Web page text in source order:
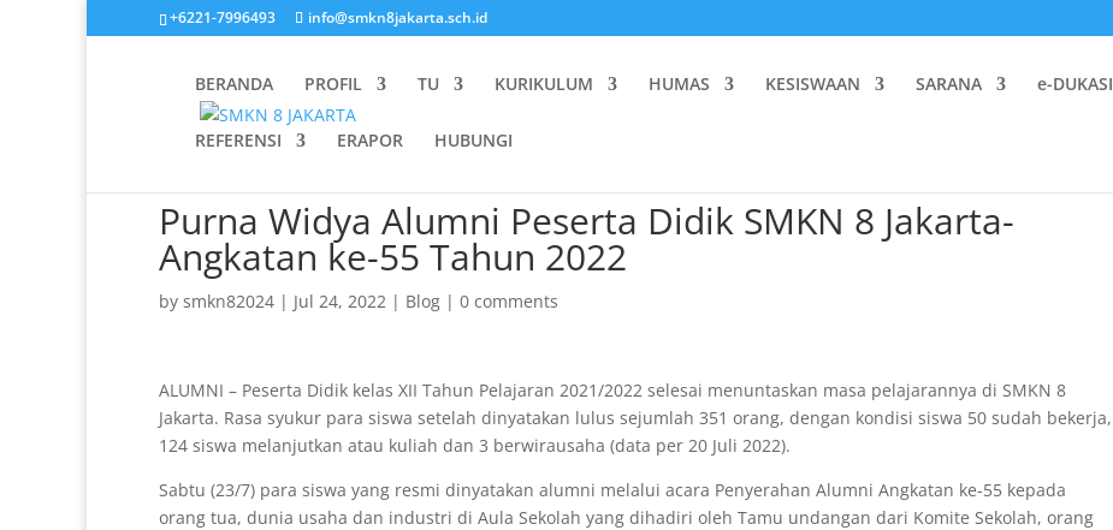
+6221-7996493 info@smkn8jakarta.sch.id
BERANDA PROFIL TU KURIKULUM HUMAS KESISWAAN SARANA e-DUKASI
REFERENSI ERAPOR HUBUNGI
Purna Widya Alumni Peserta Didik SMKN 8 Jakarta-
Angkatan ke-55 Tahun 2022
by smkn82024 | Jul 24, 2022 | Blog | 0 comments
ALUMNI – Peserta Didik kelas XII Tahun Pelajaran 2021/2022 selesai menuntaskan masa pelajarannya di SMKN 8
Jakarta. Rasa syukur para siswa setelah dinyatakan lulus sejumlah 351 orang, dengan kondisi siswa 50 sudah bekerja,
124 siswa melanjutkan atau kuliah dan 3 berwirausaha (data per 20 Juli 2022).
Sabtu (23/7) para siswa yang resmi dinyatakan alumni melalui acara Penyerahan Alumni Angkatan ke-55 kepada
orang tua, dunia usaha dan industri di Aula Sekolah yang dihadiri oleh Tamu undangan dari Komite Sekolah, orang